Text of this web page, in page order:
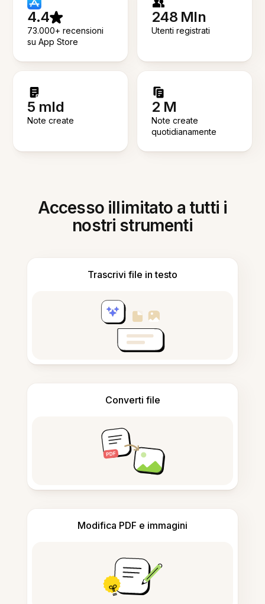
4.4
73.000+ recensioni
su App Store
248 Mln
Utenti registrati
5 mld
Note create
2 M
Note create
quotidianamente
Accesso illimitato a tutti i
nostri strumenti
Trascrivi file in testo
Converti file
Modifica PDF e immagini